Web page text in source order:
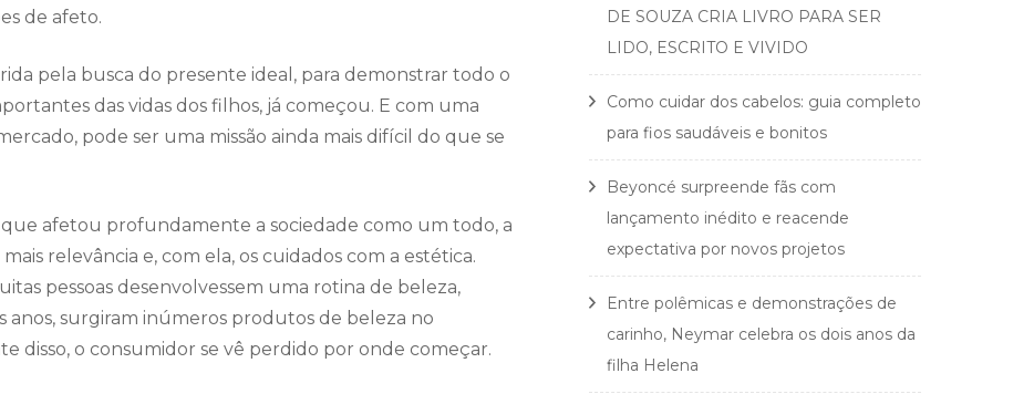
de afeto.
pela busca do presente ideal, para demonstrar todo o
das vidas dos filhos, já começou. E com uma
pode ser uma missão ainda mais difícil do que se
afetou profundamente a sociedade como um todo, a
relevância e, com ela, os cuidados com a estética.
pessoas desenvolvessem uma rotina de beleza,
anos, surgiram inúmeros produtos de beleza no
disso, o consumidor se vê perdido por onde começar.
DE SOUZA CRIA LIVRO PARA SER
LIDO, ESCRITO E VIVIDO
Como cuidar dos cabelos: guia completo
para fios saudáveis e bonitos
Beyoncé surpreende fãs com
lançamento inédito e reacende
expectativa por novos projetos
Entre polêmicas e demonstrações de
carinho, Neymar celebra os dois anos da
filha Helena